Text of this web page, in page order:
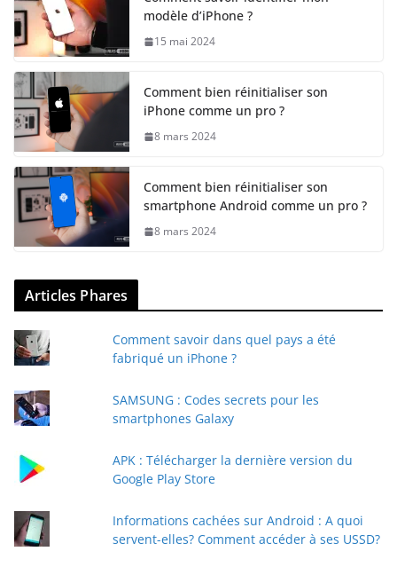
modèle d’iPhone ?
15 mai 2024
Comment bien réinitialiser son
iPhone comme un pro ?
8 mars 2024
Comment bien réinitialiser son
smartphone Android comme un pro ?
8 mars 2024
Articles Phares
Comment savoir dans quel pays a été
fabriqué un iPhone ?
SAMSUNG : Codes secrets pour les
smartphones Galaxy
APK : Télécharger la dernière version du
Google Play Store
Informations cachées sur Android : A quoi
servent-elles? Comment accéder à ses USSD?